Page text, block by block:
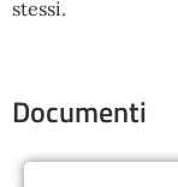
stessi.
Documenti